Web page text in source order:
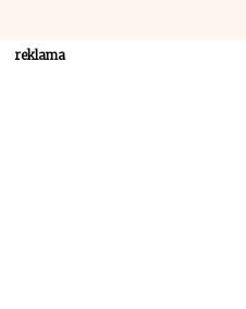
reklama